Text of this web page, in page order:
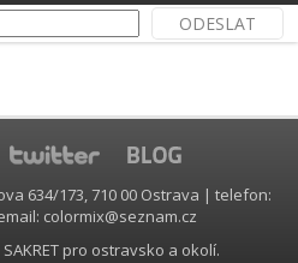
634/173, 710 00 Ostrava | telefon:
colormix@seznam.cz
SAKRET pro ostravsko a okolí.